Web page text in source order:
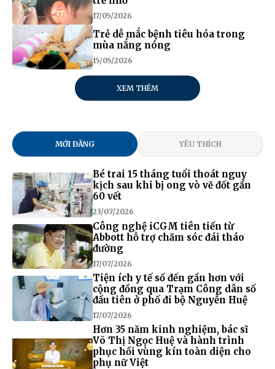
17/05/2026
Trẻ dễ mắc bệnh tiêu hóa trong
mùa nắng nóng
15/05/2026
XEM THÊM
MỚI ĐĂNG YÊU THÍCH
Bé trai 15 tháng tuổi thoát nguy
kịch sau khi bị ong vò vẽ đốt gần
60 vết
23/07/2026
Công nghệ iCGM tiên tiến từ
Abbott hỗ trợ chăm sóc đái tháo
đường
17/07/2026
Tiện ích y tế số đến gần hơn với
cộng đồng qua Trạm Công dân số
đầu tiên ở phố đi bộ Nguyễn Huệ
17/07/2026
Hơn 35 năm kinh nghiệm, bác sĩ
Võ Thị Ngọc Huệ và hành trình
phục hồi vùng kín toàn diện cho
phụ nữ Việt